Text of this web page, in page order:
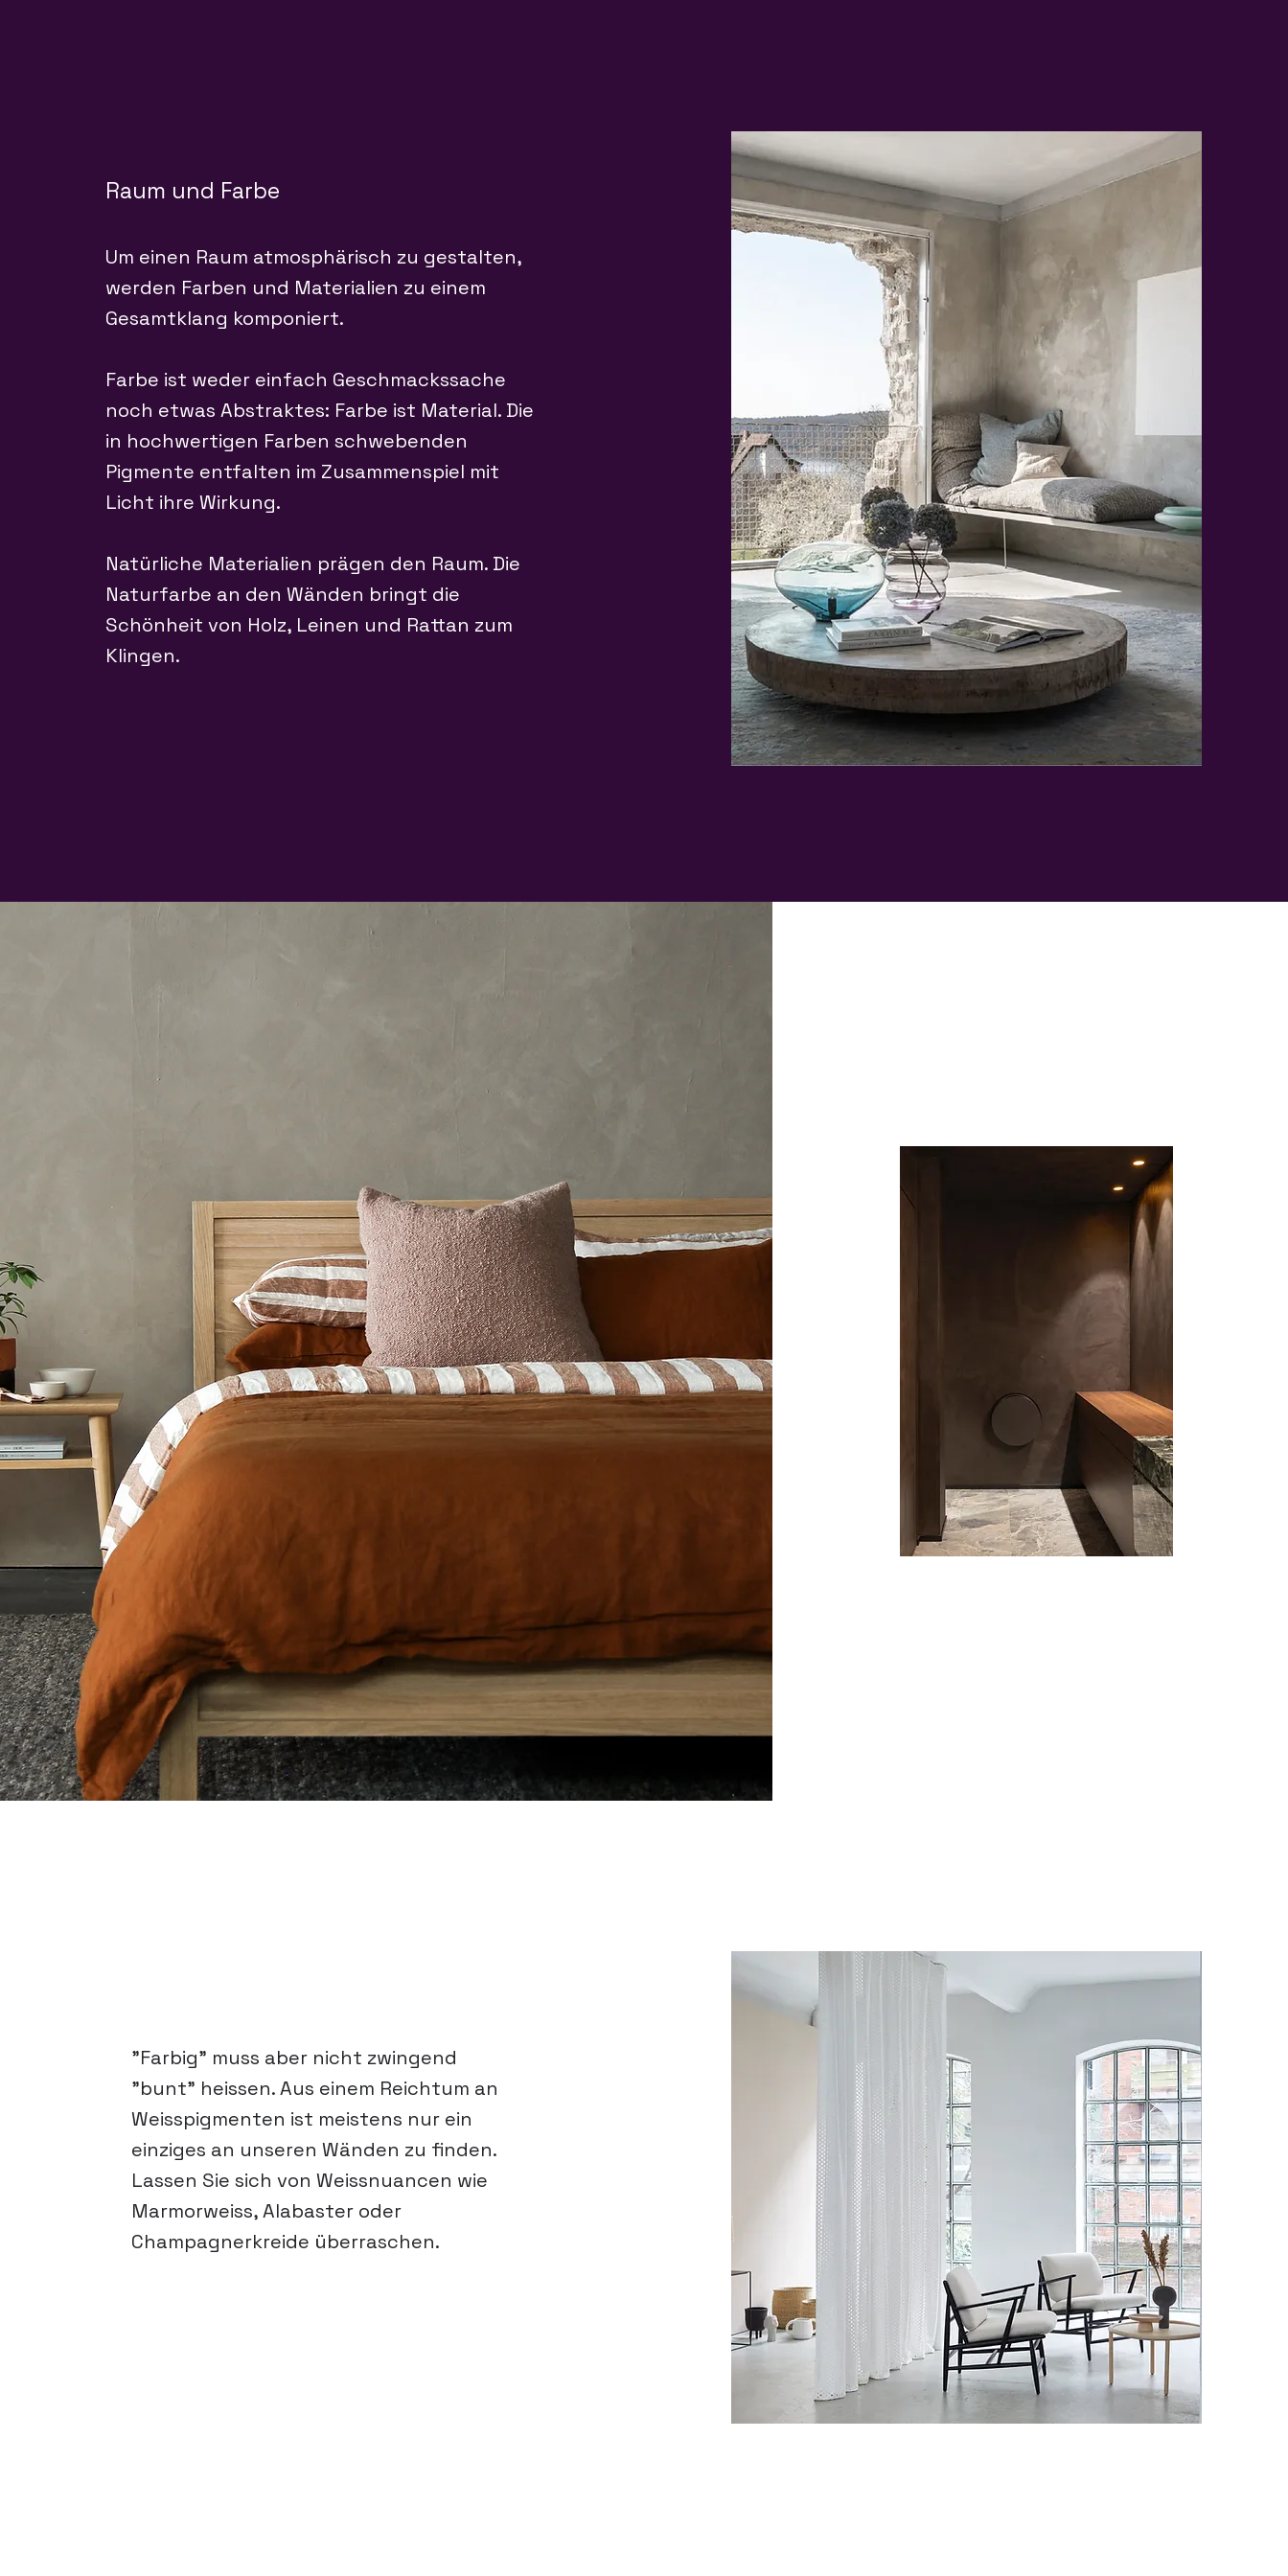
Raum und Farbe
Um einen Raum atmosphärisch zu gestalten,
werden Farben und Materialien zu einem
Gesamtklang komponiert.
Farbe ist weder einfach Geschmackssache
noch etwas Abstraktes: Farbe ist Material. Die
in hochwertigen Farben schwebenden
Pigmente entfalten im Zusammenspiel mit
Licht ihre Wirkung.
Natürliche Materialien prägen den Raum. Die
Naturfarbe an den Wänden bringt die
Schönheit von Holz, Leinen und Rattan zum
Klingen.
"Farbig" muss aber nicht zwingend
"bunt" heissen. Aus einem Reichtum an
Weiss­pigmenten ist meistens nur ein
einziges an unseren Wänden zu finden.
Lassen Sie sich von Weissnuancen wie
Marmorweiss, Alabaster oder
Champagnerkreide überraschen.